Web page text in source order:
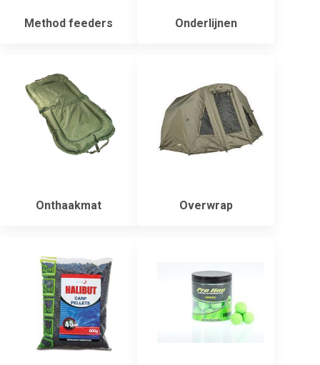
Method feeders Onderlijnen
Onthaakmat Overwrap